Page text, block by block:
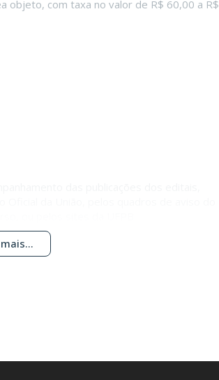
objeto, com taxa no valor de R$ 60,00 a R$